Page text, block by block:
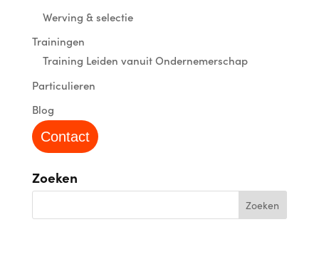
Werving & selectie
Trainingen
Training Leiden vanuit Ondernemerschap
Particulieren
Blog
Contact
Zoeken